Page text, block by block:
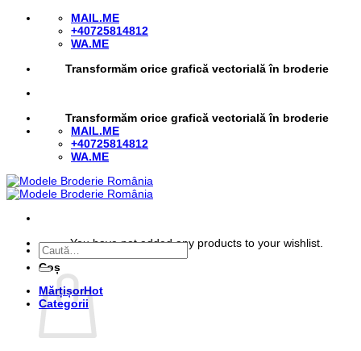
Skip
MAIL.ME
+40725814812
WA.ME
Transformăm orice grafică vectorială în broderie
Transformăm orice grafică vectorială în broderie
MAIL.ME
+40725814812
WA.ME
You have not added any products to your wishlist.
Coș
Caută
după:
Mărțișor
Categorii